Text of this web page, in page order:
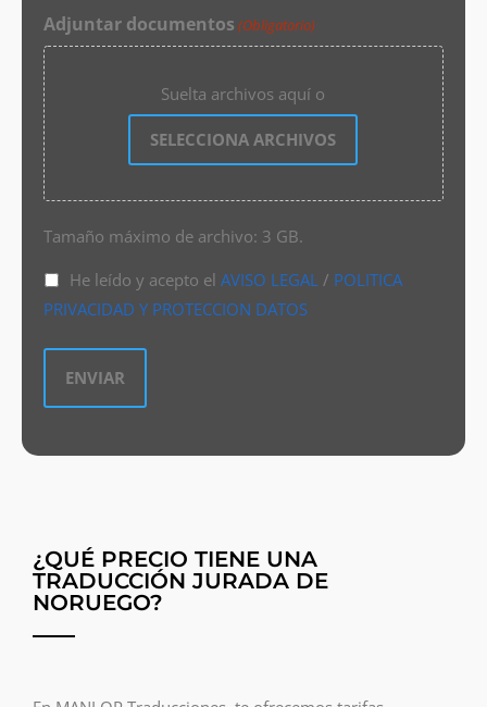
Adjuntar documentos (Obligatorio)
Suelta archivos aquí o
SELECCIONA ARCHIVOS
Tamaño máximo de archivo: 3 GB.
He leído y acepto el AVISO LEGAL / POLITICA
PRIVACIDAD Y PROTECCION DATOS
¿QUÉ PRECIO TIENE UNA
TRADUCCIÓN JURADA DE
NORUEGO?